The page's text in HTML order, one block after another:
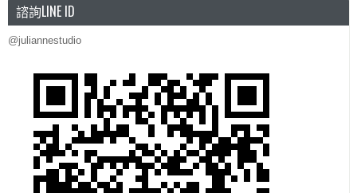
諮詢LINE ID
@juliannestudio